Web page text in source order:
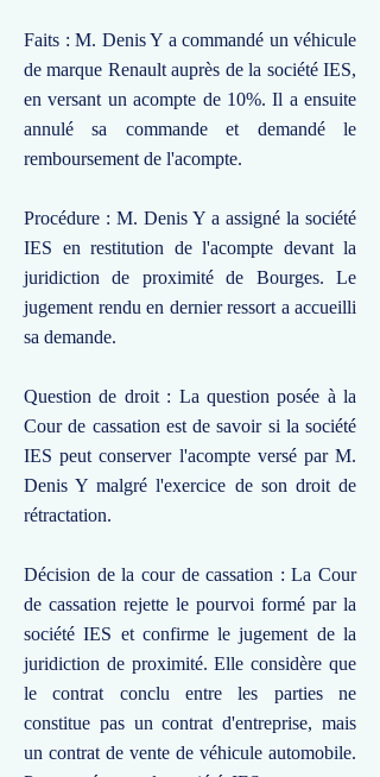
Faits : M. Denis Y a commandé un véhicule
de marque Renault auprès de la société IES,
en versant un acompte de 10%. Il a ensuite
annulé sa commande et demandé le
remboursement de l'acompte.
Procédure : M. Denis Y a assigné la société
IES en restitution de l'acompte devant la
juridiction de proximité de Bourges. Le
jugement rendu en dernier ressort a accueilli
sa demande.
Question de droit : La question posée à la
Cour de cassation est de savoir si la société
IES peut conserver l'acompte versé par M.
Denis Y malgré l'exercice de son droit de
rétractation.
Décision de la cour de cassation : La Cour
de cassation rejette le pourvoi formé par la
société IES et confirme le jugement de la
juridiction de proximité. Elle considère que
le contrat conclu entre les parties ne
constitue pas un contrat d'entreprise, mais
un contrat de vente de véhicule automobile.